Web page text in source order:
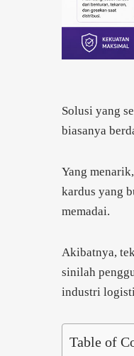
Solusi yang
biasanya
Yang
kardus yang
memadai.
Akibatnya,
sinilah
industri
Table of